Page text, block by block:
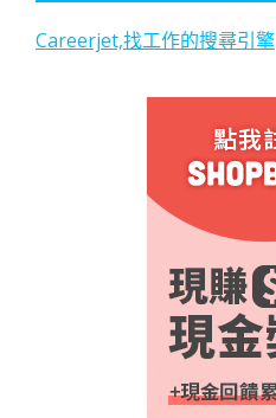
Careerjet,找工作的搜尋引擎